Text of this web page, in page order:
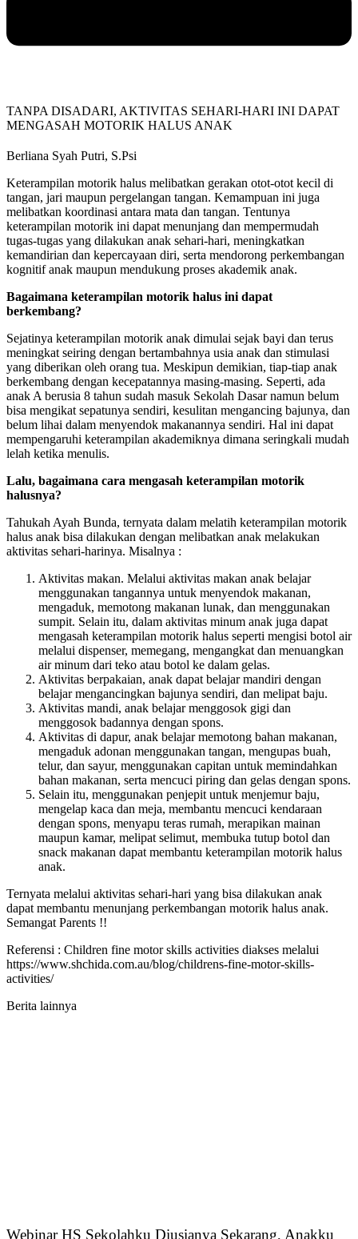
TANPA DISADARI, AKTIVITAS SEHARI-HARI INI DAPAT
MENGASAH MOTORIK HALUS ANAK
Berliana Syah Putri, S.Psi
Keterampilan motorik halus melibatkan gerakan otot-otot kecil di
tangan, jari maupun pergelangan tangan. Kemampuan ini juga
melibatkan koordinasi antara mata dan tangan. Tentunya
keterampilan motorik ini dapat menunjang dan mempermudah
tugas-tugas yang dilakukan anak sehari-hari, meningkatkan
kemandirian dan kepercayaan diri, serta mendorong perkembangan
kognitif anak maupun mendukung proses akademik anak.
Bagaimana keterampilan motorik halus ini dapat
berkembang?
Sejatinya keterampilan motorik anak dimulai sejak bayi dan terus
meningkat seiring dengan bertambahnya usia anak dan stimulasi
yang diberikan oleh orang tua. Meskipun demikian, tiap-tiap anak
berkembang dengan kecepatannya masing-masing. Seperti, ada
anak A berusia 8 tahun sudah masuk Sekolah Dasar namun belum
bisa mengikat sepatunya sendiri, kesulitan mengancing bajunya, dan
belum lihai dalam menyendok makanannya sendiri. Hal ini dapat
mempengaruhi keterampilan akademiknya dimana seringkali mudah
lelah ketika menulis.
Lalu, bagaimana cara mengasah keterampilan motorik
halusnya?
Tahukah Ayah Bunda, ternyata dalam melatih keterampilan motorik
halus anak bisa dilakukan dengan melibatkan anak melakukan
aktivitas sehari-harinya. Misalnya :
Aktivitas makan. Melalui aktivitas makan anak belajar
menggunakan tangannya untuk menyendok makanan,
mengaduk, memotong makanan lunak, dan menggunakan
sumpit. Selain itu, dalam aktivitas minum anak juga dapat
mengasah keterampilan motorik halus seperti mengisi botol air
melalui dispenser, memegang, mengangkat dan menuangkan
air minum dari teko atau botol ke dalam gelas.
Aktivitas berpakaian, anak dapat belajar mandiri dengan
belajar mengancingkan bajunya sendiri, dan melipat baju.
Aktivitas mandi, anak belajar menggosok gigi dan
menggosok badannya dengan spons.
Aktivitas di dapur, anak belajar memotong bahan makanan,
mengaduk adonan menggunakan tangan, mengupas buah,
telur, dan sayur, menggunakan capitan untuk memindahkan
bahan makanan, serta mencuci piring dan gelas dengan spons.
Selain itu, menggunakan penjepit untuk menjemur baju,
mengelap kaca dan meja, membantu mencuci kendaraan
dengan spons, menyapu teras rumah, merapikan mainan
maupun kamar, melipat selimut, membuka tutup botol dan
snack makanan dapat membantu keterampilan motorik halus
anak.
Ternyata melalui aktivitas sehari-hari yang bisa dilakukan anak
dapat membantu menunjang perkembangan motorik halus anak.
Semangat Parents !!
Referensi : Children fine motor skills activities diakses melalui
https://www.shchida.com.au/blog/childrens-fine-motor-skills-
activities/
Berita lainnya
Webinar HS Sekolahku Diusianya Sekarang, Anakku